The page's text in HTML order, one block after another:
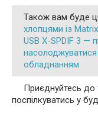
Також вам буде
хлопцями із
USB X-SPDIF 3 —
обладнанням
Приєднуйтесь до
поспілкуватись у